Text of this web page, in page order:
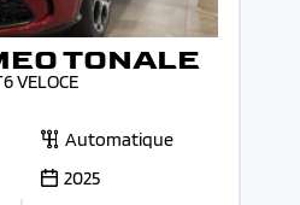
TONALE
VELOCE
Automatique
2025